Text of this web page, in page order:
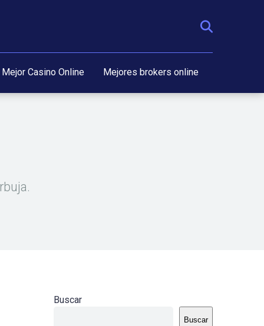
Mejor Casino Online Mejores brokers online
Buscar
Buscar